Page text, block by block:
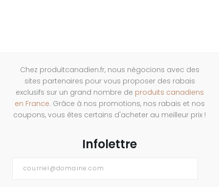
Chez produitcanadien.fr, nous négocions avec des
sites partenaires pour vous proposer des rabais
exclusifs sur un grand nombre de produits canadiens
en France. Grâce à nos promotions, nos rabais et nos
coupons, vous êtes certains d'acheter au meilleur prix !
Infolettre